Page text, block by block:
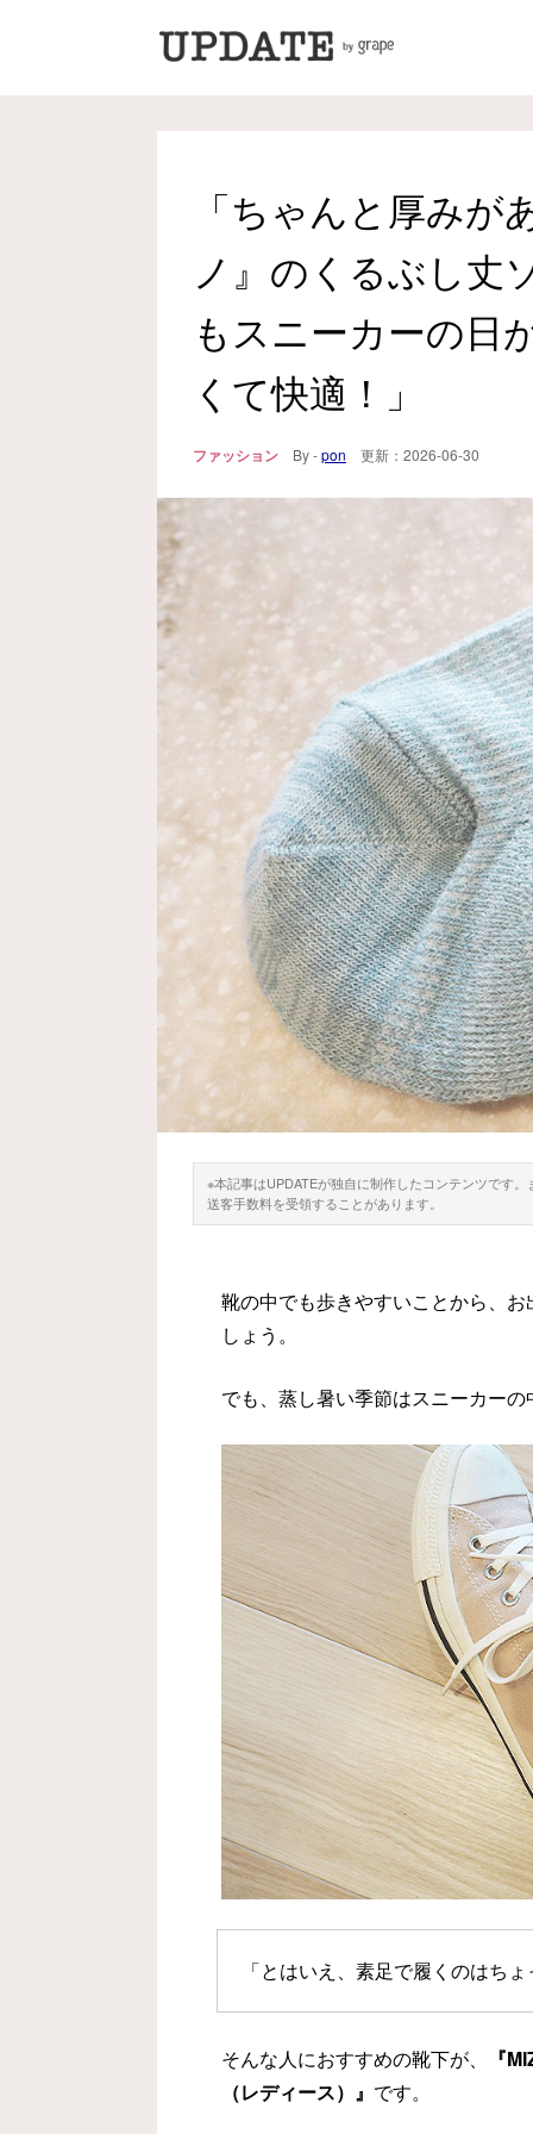
「ちゃんと厚み
ノ』のくるぶし丈
もスニーカーの日
くて快適！」
ファッション By -pon 更新： 2026-06-30
※本記事はUPDATEが独自に制作したコンテンツです
送客手数料を受領することがあります。
靴の中でも歩きやすいことから、
しょう。
でも、蒸し暑い季節はスニーカー
「とはいえ、素足で履くのはち
そんな人におすすめの靴下が、
『
（レディース）』 です。